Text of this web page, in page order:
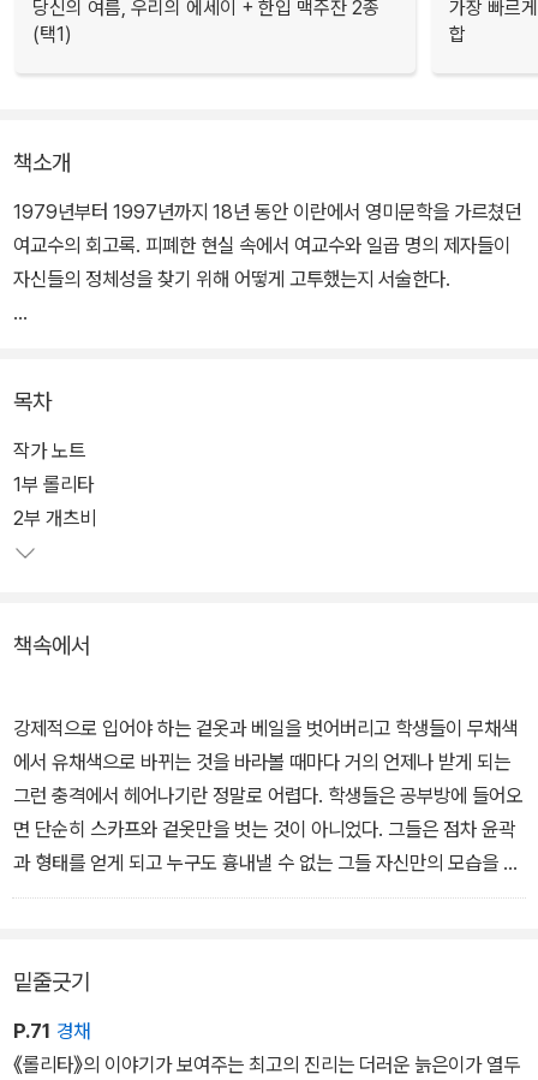
당신의 여름, 우리의 에세이 + 한입 맥주잔 2종
(택1)
가장 빠르
합
책소개
1979년부터 1997년까지 18년 동안 이란에서 영미문학을 가르쳤던
여교수의 회고록. 피폐한 현실 속에서 여교수와 일곱 명의 제자들이
자신들의 정체성을 찾기 위해 어떻게 고투했는지 서술한다.
피 교수는 다양한 출신과 경력을 가진 젊은 여성 일곱 명과 함께 이란
에서 금지된 소설들을 읽고 토론하는 모임을 결성했다. 그리고 <오만
과 편견>, <워싱턴 광장>, <데이지 밀러>, <위대한 개츠비>, <롤리
타> 등의 소설을 통해 희망을 발견하고 탈출구를 찾고자 한다.
나피시 교수는 이 책을 통해 인간이 진정한 삶을 누리기 위해서는 무
언제나 열려 있어야 한다는 것을 보여준다.
목차
작가 노트
1부 롤리타
2부 개츠비
책속에서
강제적으로 입어야 하는 겉옷과 베일을 벗어버리고 학생들이 무채색
에서 유채색으로 바뀌는 것을 바라볼 때마다 거의 언제나 받게 되는
그런 충격에서 헤어나기란 정말로 어렵다. 학생들은 공부방에 들어오
면 단순히 스카프와 겉옷만을 벗는 것이 아니었다. 그들은 점차 윤곽
과 형태를 얻게 되고 누구도 흉내낼 수 없는 그들 자신만의 모습을 찾
게 된다. 사랑스러운 엘부르즈산맥이 내다보이는 거실에서 우리가 만
소심한 얼굴로 살아가는 현실을 조롱하였다.
- 본문 18쪽에서
밑줄긋기
P.71 경채
《롤리타》의 이야기가 보여주는 최고의 진리는 더러운 늙은이가 열두